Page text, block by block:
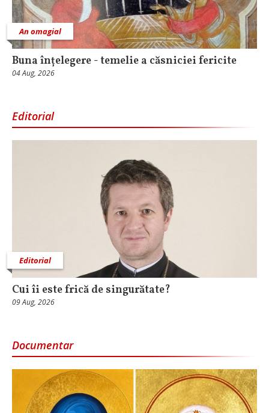
An omagial
Buna înțelegere - temelie a căsniciei fericite
04 Aug, 2026
Editorial
Editorial
Cui îi este frică de singurătate?
09 Aug, 2026
Documentar